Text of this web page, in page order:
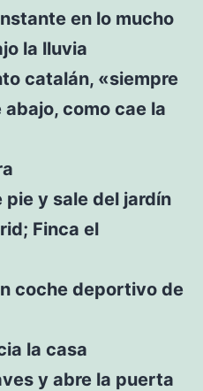
en lo mucho
la lluvia
catalán, «siempre
como cae la
y sale del jardín
Finca el
coche deportivo de
la casa
y abre la puerta